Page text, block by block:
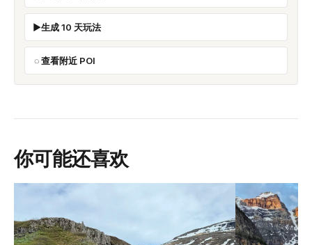
生成 10 天玩法
查看附近 POI
你可能还喜欢